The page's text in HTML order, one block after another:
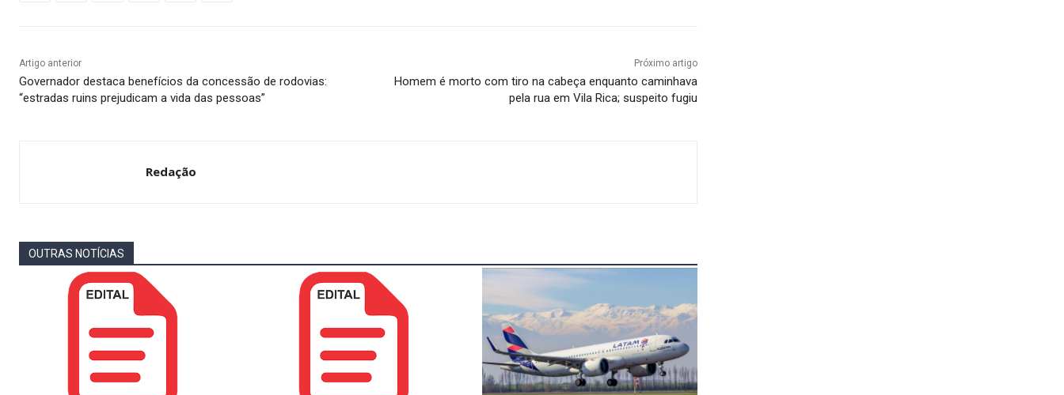
Artigo anterior
Governador destaca benefícios da concessão de rodovias:
“estradas ruins prejudicam a vida das pessoas”
Próximo artigo
Homem é morto com tiro na cabeça enquanto caminhava
pela rua em Vila Rica; suspeito fugiu
Redação
OUTRAS NOTÍCIAS